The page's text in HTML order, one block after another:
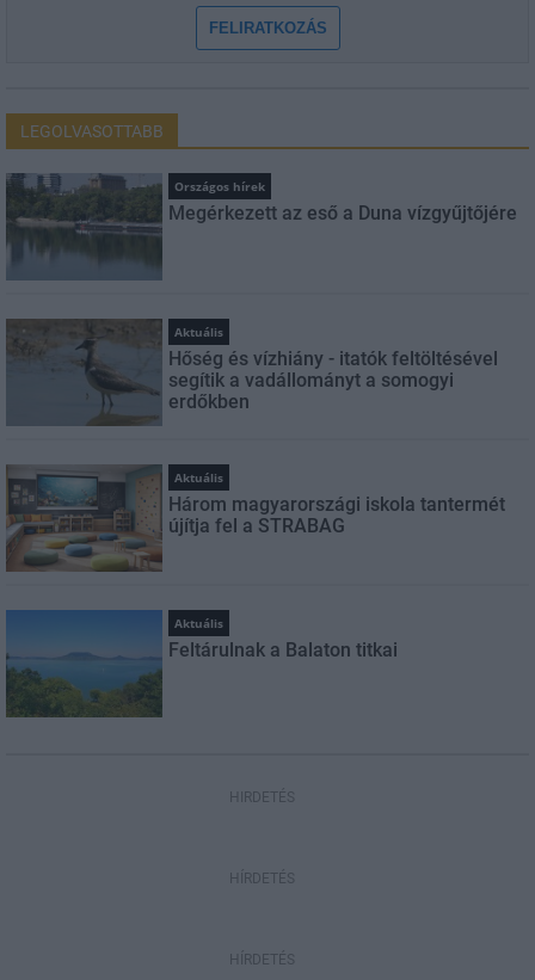
FELIRATKOZÁS
LEGOLVASOTTABB
Országos hírek
Megérkezett az eső a Duna vízgyűjtőjére
Aktuális
Hőség és vízhiány - itatók feltöltésével
segítik a vadállományt a somogyi
erdőkben
Aktuális
Három magyarországi iskola tantermét
újítja fel a STRABAG
Aktuális
Feltárulnak a Balaton titkai
HIRDETÉS
HÍRDETÉS
HÍRDETÉS